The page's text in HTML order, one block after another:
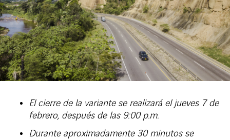
El cierre de la variante se realizará el jueves 7 de
febrero, después de las 9:00 p.m.
Durante aproximadamente 30 minutos se